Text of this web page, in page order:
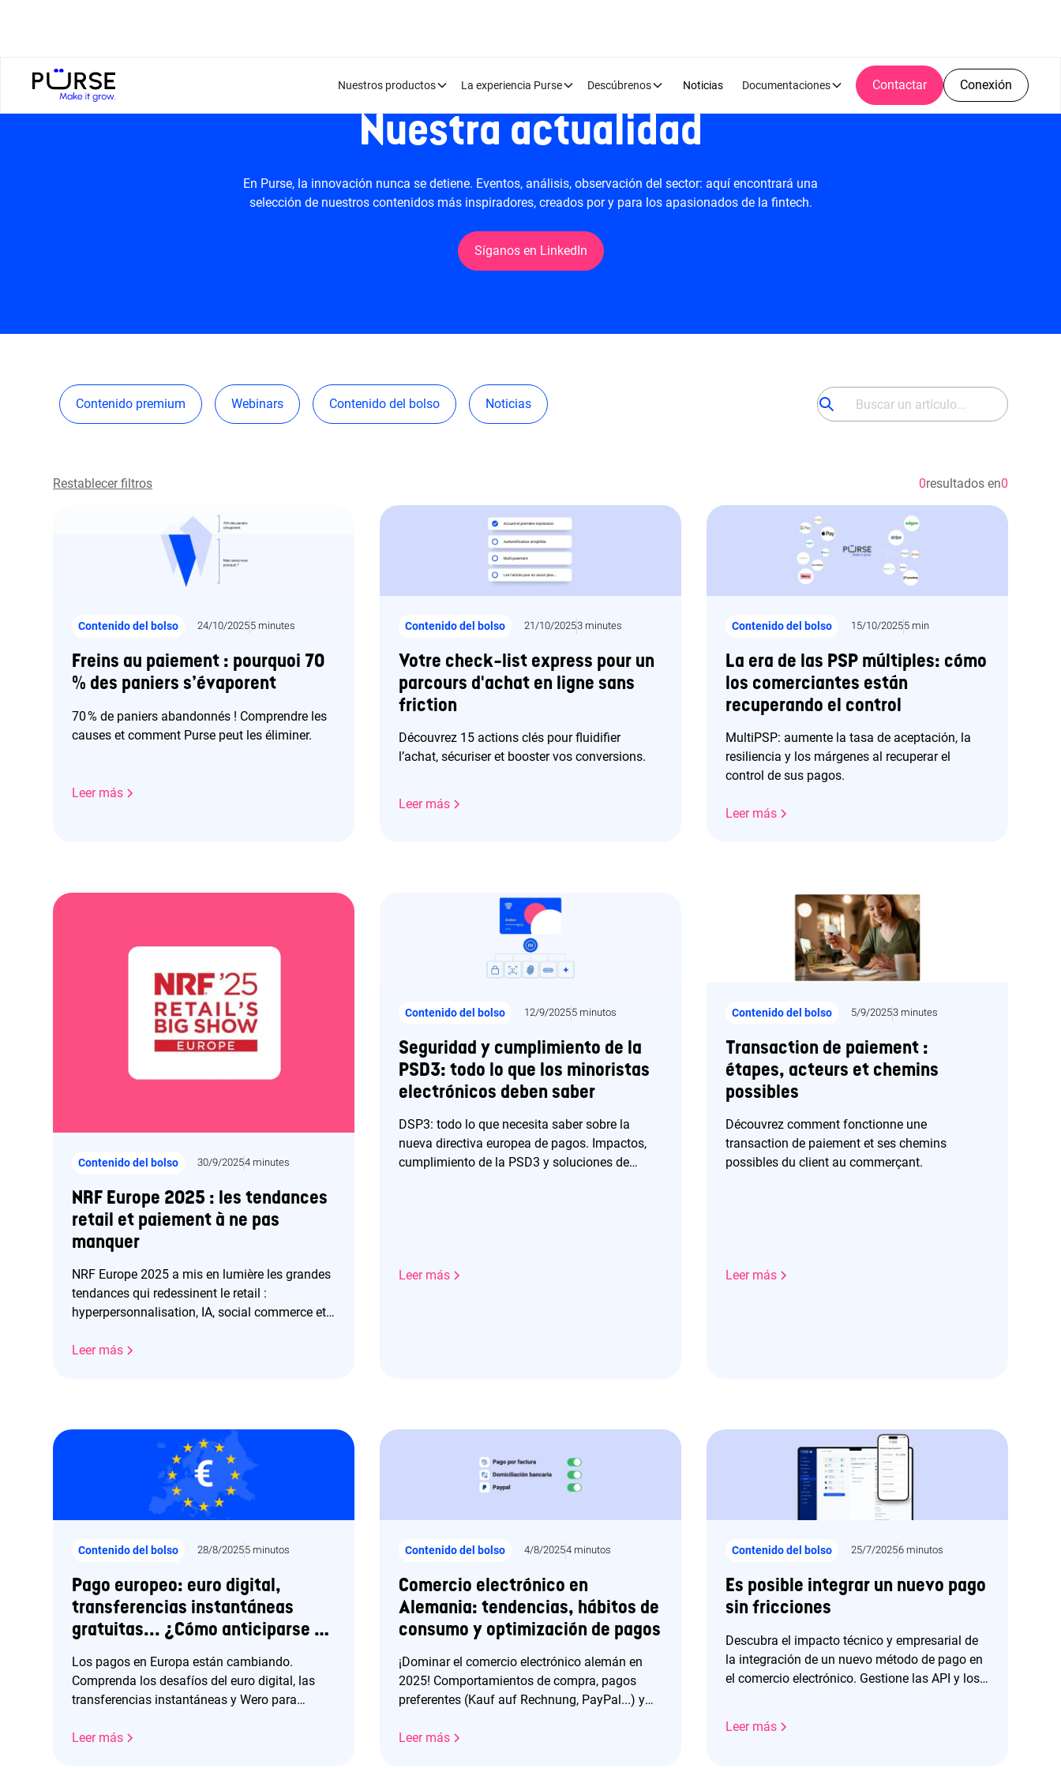
Nuestros productos La experiencia Purse Descúbrenos Noticias Documentaciones Contactar Conexión
Nuestra actualidad
En Purse, la innovación nunca se detiene. Eventos, análisis, observación del sector: aquí encontrará una
selección de nuestros contenidos más inspiradores, creados por y para los apasionados de la fintech.
Síganos en LinkedIn
Contenido premium Webinars Contenido del bolso Noticias
Restablecer filtros 0resultados en0
Contenido del bolso 24/10/20255 minutes
Freins au paiement : pourquoi 70
% des paniers s’évaporent
70 % de paniers abandonnés ! Comprendre les
causes et comment Purse peut les éliminer.
Leer más
Contenido del bolso 21/10/20253 minutes
Votre check-list express pour un
parcours d'achat en ligne sans
friction
Découvrez 15 actions clés pour fluidifier
l’achat, sécuriser et booster vos conversions.
Leer más
Contenido del bolso 15/10/20255 min
La era de las PSP múltiples: cómo
los comerciantes están
recuperando el control
MultiPSP: aumente la tasa de aceptación, la
resiliencia y los márgenes al recuperar el
control de sus pagos.
Leer más
Contenido del bolso 30/9/20254 minutes
NRF Europe 2025 : les tendances
retail et paiement à ne pas
manquer
NRF Europe 2025 a mis en lumière les grandes
tendances qui redessinent le retail :
hyperpersonnalisation, IA, social commerce et
parcours “quick & go” et l’essor des wallets
Leer más
Contenido del bolso 12/9/20255 minutos
Seguridad y cumplimiento de la
PSD3: todo lo que los minoristas
electrónicos deben saber
DSP3: todo lo que necesita saber sobre la
nueva directiva europea de pagos. Impactos,
cumplimiento de la PSD3 y soluciones de
Leer más
Contenido del bolso 5/9/20253 minutes
Transaction de paiement :
étapes, acteurs et chemins
possibles
Découvrez comment fonctionne une
transaction de paiement et ses chemins
possibles du client au commerçant.
Leer más
Contenido del bolso 28/8/20255 minutos
Pago europeo: euro digital,
transferencias instantáneas
gratuitas... ¿Cómo anticiparse a
las nuevas reglas del juego?
Los pagos en Europa están cambiando.
Comprenda los desafíos del euro digital, las
transferencias instantáneas y Wero para
electrónico.
Leer más
Contenido del bolso 4/8/20254 minutos
Comercio electrónico en
Alemania: tendencias, hábitos de
consumo y optimización de pagos
¡Dominar el comercio electrónico alemán en
2025! Comportamientos de compra, pagos
preferentes (Kauf auf Rechnung, PayPal...) y
Leer más
Contenido del bolso 25/7/20256 minutos
Es posible integrar un nuevo pago
sin fricciones
Descubra el impacto técnico y empresarial de
la integración de un nuevo método de pago en
el comercio electrónico. Gestione las API y los
Leer más